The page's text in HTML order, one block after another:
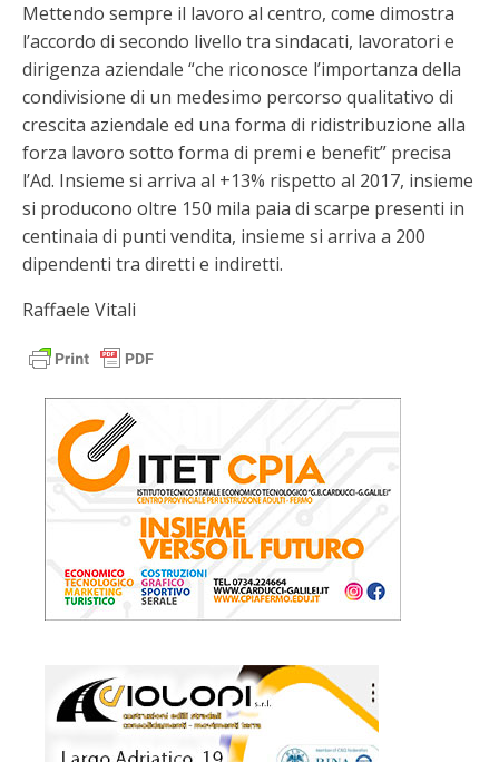
Mettendo sempre il lavoro al centro, come dimostra
l’accordo di secondo livello tra sindacati, lavoratori e
dirigenza aziendale “che riconosce l’importanza della
condivisione di un medesimo percorso qualitativo di
crescita aziendale ed una forma di ridistribuzione alla
forza lavoro sotto forma di premi e benefit” precisa
l’Ad. Insieme si arriva al +13% rispetto al 2017, insieme
si producono oltre 150 mila paia di scarpe presenti in
centinaia di punti vendita, insieme si arriva a 200
dipendenti tra diretti e indiretti.
Raffaele Vitali